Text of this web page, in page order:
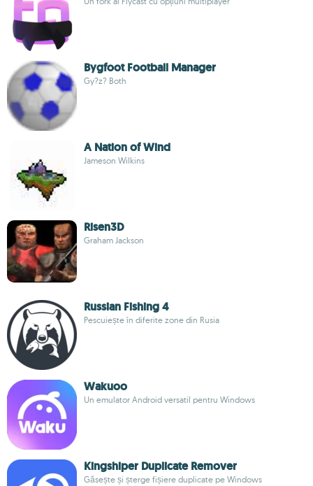
Bygfoot Football Manager
Gy?z? Both
A Nation of Wind
Jameson Wilkins
Risen3D
Graham Jackson
Russian Fishing 4
Pescuiește în diferite zone din Rusia
Wakuoo
Un emulator Android versatil pentru Windows
Kingshiper Duplicate Remover
Găsește și șterge fișiere duplicate pe Windows